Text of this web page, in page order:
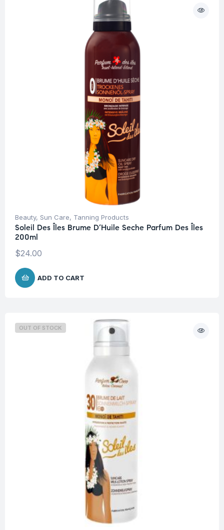
Beauty, Sun Care, Tanning Products
Soleil Des Îles Brume D’Huile Seche Parfum Des Îles
200ml
$24.00
ADD TO CART
OUT OF STOCK